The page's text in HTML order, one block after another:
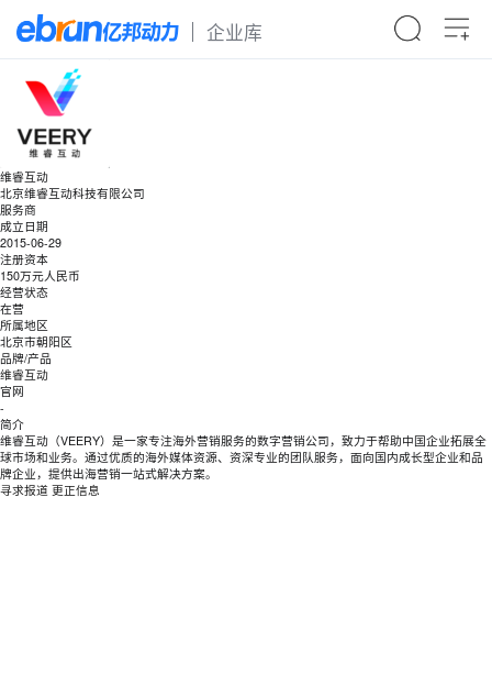
企业库
维睿互动
北京维睿互动科技有限公司
服务商
成立日期
2015-06-29
注册资本
150万元人民币
经营状态
在营
所属地区
北京市朝阳区
品牌/产品
维睿互动
官网
-
简介
维睿互动（VEERY）是一家专注海外营销服务的数字营销公司，致力于帮助中国企业拓展全
球市场和业务。通过优质的海外媒体资源、资深专业的团队服务，面向国内成长型企业和品
牌企业，提供出海营销一站式解决方案。
寻求报道 更正信息